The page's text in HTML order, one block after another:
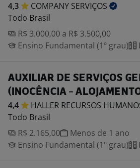
4,3 COMPANY SERVIÇOS
Todo Brasil
R$ 3.000,00 a R$ 3.500,00
Ensino Fundamental (1º grau)
AUXILIAR DE SERVIÇOS
(INOCÊNCIA -
4,4 HALLER RECURSOS
Todo Brasil
R$ 2.165,00
Menos de 1 ano
Ensino Fundamental (1º grau)